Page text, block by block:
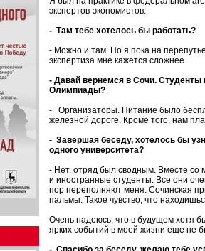
экспертов-экономистов.
- Там тебе хотелось бы работать?
- Можно и там. Но я пока на
экспертиза мне кажется сложнее.
- Давай вернемся в Сочи. Студенты
Олимпиады?
- Организаторы. Питание было
железной дороге. Кроме того, нам
- Завершая беседу, хотелось бы
одного университета?
- Нет, отряд был сводным. Вместе со
и иностранные студенты. Все они
пор переполняют меня. Сочинская
пальмы. Такое чувство, что
Очень надеюсь, что в будущем хотя
ярких событий в моей жизни еще не